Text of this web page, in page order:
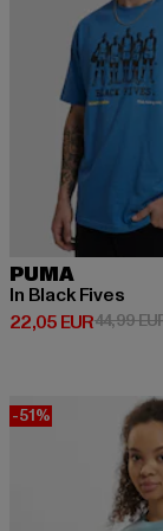
PUMA
In Black Fives
22,05 EUR
Derzeitiger Preis:
44,99
-51%